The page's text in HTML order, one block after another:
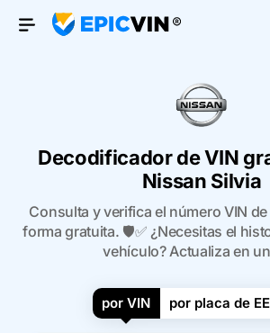
Open Menu
Decodificador de VIN
Nissan Silvia
Consulta y verifica el número VIN
forma gratuita. 🛡️✅ ¿Necesitas el
vehículo? Actualiza en
por VIN por placa de